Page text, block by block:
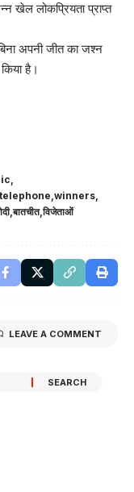
खेल लोकप्रियता प्राप्त
अपनी जीत का जश्न
है।
telephone winners
बातचीत विजेताओं
LEAVE A COMMENT